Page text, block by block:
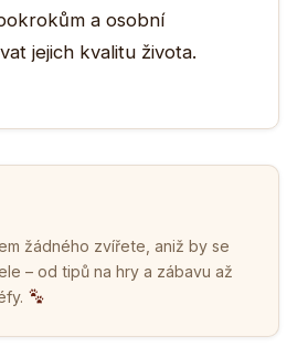
a osobní
jejich kvalitu života.
žádného zvířete, aniž by se
– od tipů na hry a zábavu až